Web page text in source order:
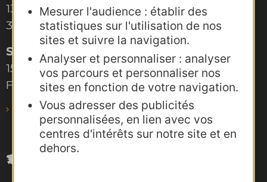
Mesurer l'audience : établir des
statistiques sur l'utilisation de nos
sites et suivre la navigation.
Analyser et personnaliser : analyser
vos parcours et personnaliser nos
sites en fonction de votre navigation.
Vous adresser des publicités
personnalisées, en lien avec vos
centres d'intérêts sur notre site et en
dehors.
132, boulevard Pénélope
34000 Montpellier
Site de Toulouse
15, rue Rivals – CS 78543
F-31685 Toulouse Cedex 6
pro@agence-adocc.com